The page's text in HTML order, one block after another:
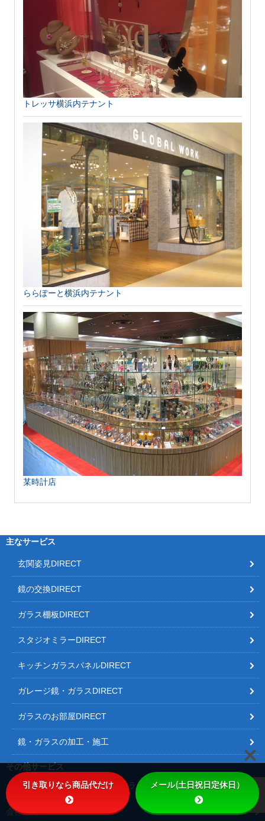
トレッサ横浜内テナント
ららぽーと横浜内テナント
某時計店
主なサービス
玄関姿見DIRECT
鏡の交換DIRECT
ガラス棚板DIRECT
スタジオミラーDIRECT
キッチンガラスパネルDIRECT
ガレージ鏡・ガラスDIRECT
ガラスのお部屋DIRECT
鏡・ガラスの加工・施工
その他サービス
オリジナルの鏡・ガラス
ガラステーブル 落書きガラス
会社案内
引き取りなら商品代だけ メール(土日祝日定休日）